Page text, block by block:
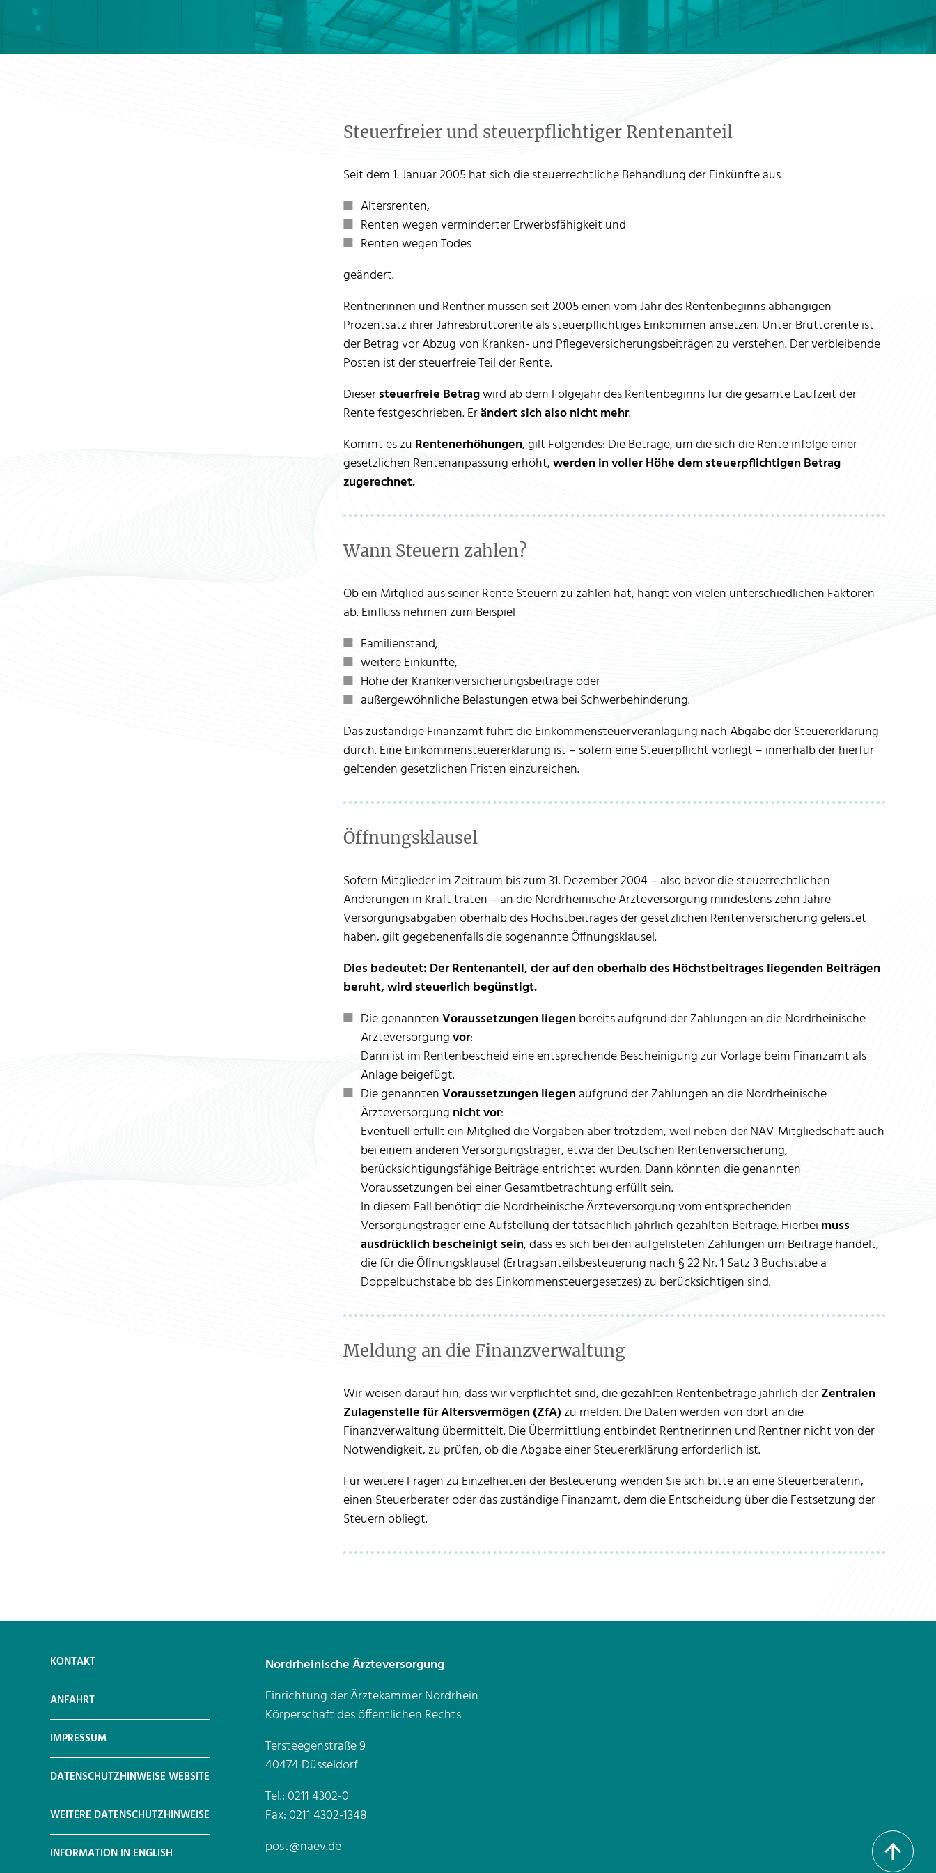
Steuerfreier und steuerpflichtiger Rentenanteil
Seit dem 1. Januar 2005 hat sich die steuerrechtliche Behandlung der Einkünfte aus
Altersrenten,
Renten wegen verminderter Erwerbsfähigkeit und
Renten wegen Todes
geändert.
Rentnerinnen und Rentner müssen seit 2005 einen vom Jahr des Rentenbeginns abhängigen
Prozentsatz ihrer Jahresbruttorente als steuerpflichtiges Einkommen ansetzen. Unter Bruttorente ist
der Betrag vor Abzug von Kranken- und Pflegeversicherungsbeiträgen zu verstehen. Der verbleibende
Posten ist der steuerfreie Teil der Rente.
Diesersteuerfreie Betragwird ab dem Folgejahr des Rentenbeginns für die gesamte Laufzeit der
Rente festgeschrieben. Erändert sich also nicht mehr.
Kommt es zu Rentenerhöhungen, gilt Folgendes: Die Beträge, um die sich die Rente infolge einer
gesetzlichen Rentenanpassung erhöht,werden in voller Höhe dem steuerpflichtigen Betrag
zugerechnet.
Wann Steuern zahlen?
Ob ein Mitglied aus seiner Rente Steuern zu zahlen hat, hängt von vielen unterschiedlichen Faktoren
ab. Einfluss nehmen zum Beispiel
Familienstand,
weitere Einkünfte,
Höhe der Krankenversicherungsbeiträge oder
außergewöhnliche Belastungen etwa bei Schwerbehinderung.
Das zuständige Finanzamt führt die Einkommensteuerveranlagung nach Abgabe der Steuererklärung
durch. Eine Einkommensteuererklärung ist – sofern eine Steuerpflicht vorliegt – innerhalb der hierfür
geltenden gesetzlichen Fristen einzureichen.
Öffnungsklausel
Sofern Mitglieder im Zeitraum bis zum 31. Dezember 2004 – also bevor die steuerrechtlichen
Änderungen in Kraft traten – an die Nordrheinische Ärzteversorgung mindestens zehn Jahre
Versorgungsabgaben oberhalb des Höchstbeitrages der gesetzlichen Rentenversicherung geleistet
haben, gilt gegebenenfalls die sogenannte Öffnungsklausel.
Dies bedeutet: Der Rentenanteil, der auf den oberhalb des Höchstbeitrages liegenden Beiträgen
beruht, wird steuerlich begünstigt.
Die genanntenVoraussetzungen liegenbereits aufgrund der Zahlungen an die Nordrheinische
Ärzteversorgungvor:
Dann ist im Rentenbescheid eine entsprechende Bescheinigung zur Vorlage beim Finanzamt als
Anlage beigefügt.
Die genanntenVoraussetzungen liegenaufgrund der Zahlungen an die Nordrheinische
Ärzteversorgung nicht vor:
Eventuell erfüllt ein Mitglied die Vorgaben aber trotzdem, weil neben der NÄV-Mitgliedschaft auch
bei einem anderen Versorgungsträger, etwa der Deutschen Rentenversicherung,
berücksichtigungsfähige Beiträge entrichtet wurden. Dann könnten die genannten
Voraussetzungen bei einer Gesamtbetrachtung erfüllt sein.
In diesem Fall benötigt die Nordrheinische Ärzteversorgung vom entsprechenden
Versorgungsträger eine Aufstellung der tatsächlich jährlich gezahlten Beiträge. Hierbei muss
ausdrücklich bescheinigt sein, dass es sich bei den aufgelisteten Zahlungen um Beiträge handelt,
die für die Öffnungsklausel (Ertragsanteilsbesteuerung nach § 22 Nr. 1 Satz 3 Buchstabe a
Doppelbuchstabe bb des Einkommensteuergesetzes) zu berücksichtigen sind.
Meldung an die Finanzverwaltung
Wir weisen darauf hin, dass wir verpflichtet sind, die gezahlten Rentenbeträge jährlich derZentralen
Zulagenstelle für Altersvermögen (ZfA)zu melden. Die Daten werden von dort an die
Finanzverwaltung übermittelt. Die Übermittlung entbindet Rentnerinnen und Rentner nicht von der
Notwendigkeit, zu prüfen, ob die Abgabe einer Steuererklärung erforderlich ist.
Für weitere Fragen zu Einzelheiten der Besteuerung wenden Sie sich bitte an eine Steuerberaterin,
einen Steuerberater oder das zuständige Finanzamt, dem die Entscheidung über die Festsetzung der
Steuern obliegt.
KONTAKT
ANFAHRT
IMPRESSUM
DATENSCHUTZHINWEISE WEBSITE
WEITERE DATENSCHUTZHINWEISE
INFORMATION IN ENGLISH
Nordrheinische Ärzteversorgung
Einrichtung der Ärztekammer Nordrhein
Körperschaft des öffentlichen Rechts
Tersteegenstraße 9
40474 Düsseldorf
Tel.: 0211 4302-0
Fax: 0211 4302-1348
post@naev.de